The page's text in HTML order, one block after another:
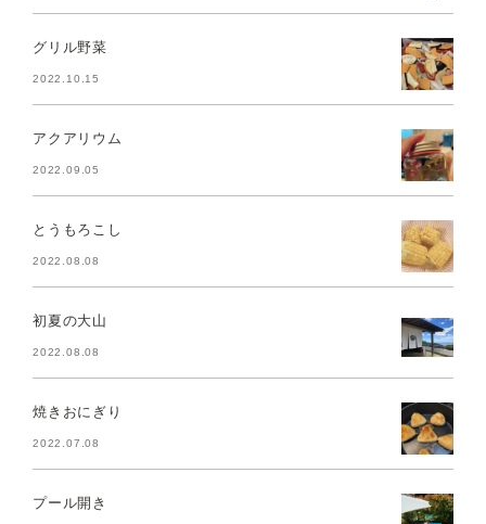
グリル野菜
2022.10.15
アクアリウム
2022.09.05
とうもろこし
2022.08.08
初夏の大山
2022.08.08
焼きおにぎり
2022.07.08
プール開き